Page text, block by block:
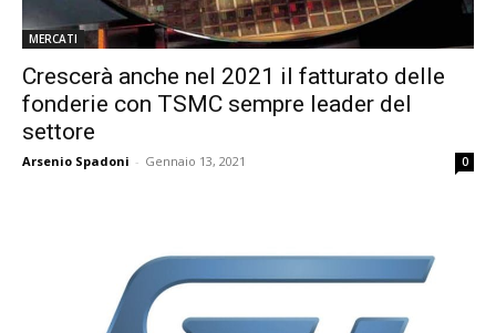
MERCATI
Crescerà anche nel 2021 il fatturato delle
fonderie con TSMC sempre leader del
settore
Arsenio Spadoni - Gennaio 13, 2021 0